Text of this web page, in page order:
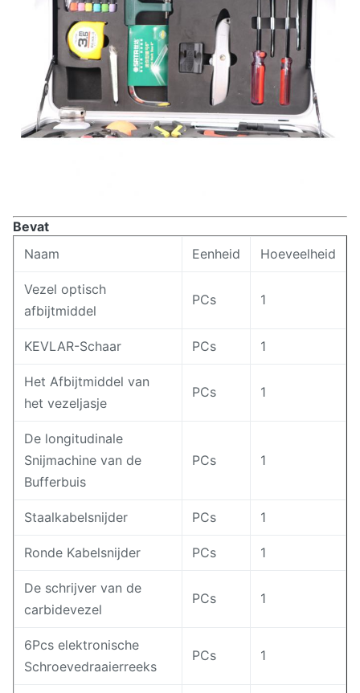
Bevat
Naam
Eenheid Hoeveelheid
Vezel optisch
afbijtmiddel
PCs 1
KEVLAR-Schaar PCs 1
Het Afbijtmiddel van
het vezeljasje
PCs 1
De longitudinale
Snijmachine van de
Bufferbuis
PCs 1
Staalkabelsnijder PCs 1
Ronde Kabelsnijder PCs 1
De schrijver van de
carbidevezel
PCs 1
6Pcs elektronische
Schroevedraaierreeks
PCs 1